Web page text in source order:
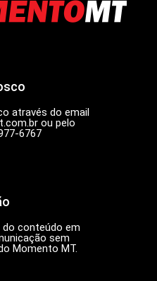
através do email
ou pelo
6767
do conteúdo em
sem
Momento MT.